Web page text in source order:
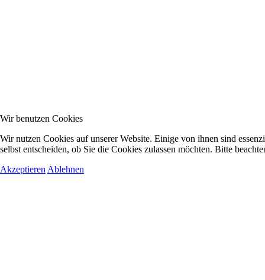
Wir benutzen Cookies
Wir nutzen Cookies auf unserer Website. Einige von ihnen sind
selbst entscheiden, ob Sie die Cookies zulassen möchten. Bitte
Akzeptieren Ablehnen